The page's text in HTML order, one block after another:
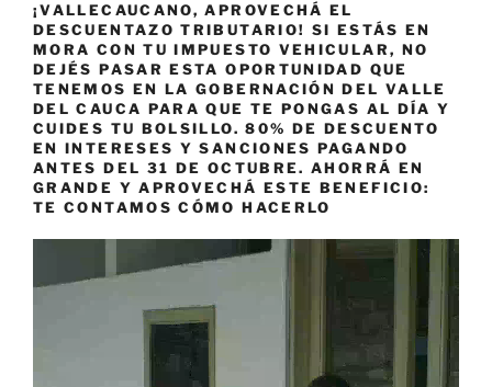
¡VALLECAUCANO, APROVECHÁ EL
DESCUENTAZO TRIBUTARIO! SI ESTÁS EN
MORA CON TU IMPUESTO VEHICULAR, NO
DEJÉS PASAR ESTA OPORTUNIDAD QUE
TENEMOS EN LA GOBERNACIÓN DEL VALLE
DEL CAUCA PARA QUE TE PONGAS AL DÍA Y
CUIDES TU BOLSILLO. 80% DE DESCUENTO
EN INTERESES Y SANCIONES PAGANDO
ANTES DEL 31 DE OCTUBRE. AHORRÁ EN
GRANDE Y APROVECHÁ ESTE BENEFICIO:
TE CONTAMOS CÓMO HACERLO